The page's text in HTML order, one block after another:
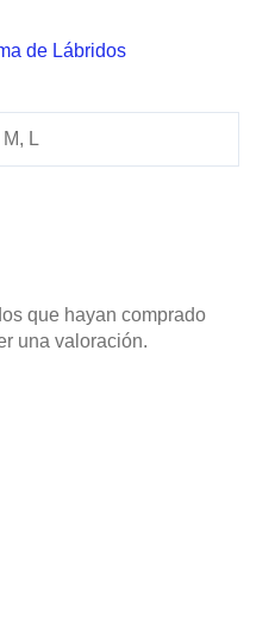
de Lábridos
M, L
que hayan comprado
una valoración.